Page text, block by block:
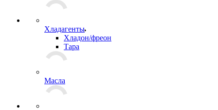
Хладагенты
Хладон/фреон
Тара
Масла